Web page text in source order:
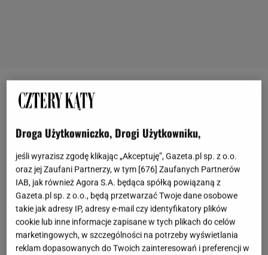
Ekspresy do kawy De'Longhi - kawa jak z kawiarni,
a cena świetna:
Droga Użytkowniczko, Drogi Użytkowniku,
jeśli wyrazisz zgodę klikając „Akceptuję”, Gazeta.pl sp. z o.o.
oraz jej Zaufani Partnerzy, w tym [676] Zaufanych Partnerów
IAB, jak również Agora S.A. będąca spółką powiązaną z
Gazeta.pl sp. z o.o., będą przetwarzać Twoje dane osobowe
takie jak adresy IP, adresy e-mail czy identyfikatory plików
cookie lub inne informacje zapisane w tych plikach do celów
marketingowych, w szczególności na potrzeby wyświetlania
reklam dopasowanych do Twoich zainteresowań i preferencji w